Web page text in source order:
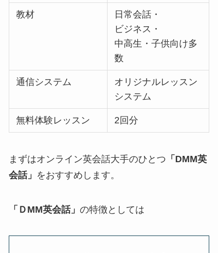
教材
日常会話・
ビジネス・
中高生・子供向け多
数
通信システム
オリジナルレッスン
システム
無料体験レッスン 2回分
まずはオンライン英会話大手のひとつ 「DMM英
会話」 をおすすめします。
「ＤMM英会話」 の特徴としては